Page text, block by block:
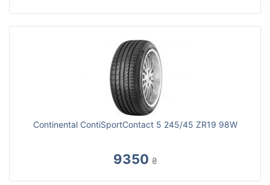
Continental ContiSportContact 5 245/45 ZR19 98W
9350 ₴